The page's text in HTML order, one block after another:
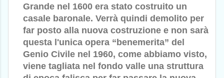
Grande nel 1600 era stato costruito un
casale baronale. Verrà quindi demolito per
far posto alla nuova costruzione e non sarà
questa l'unica opera “benemerita” del
Genio Civile nel 1960, come abbiamo visto,
viene tagliata nel fondo valle una struttura